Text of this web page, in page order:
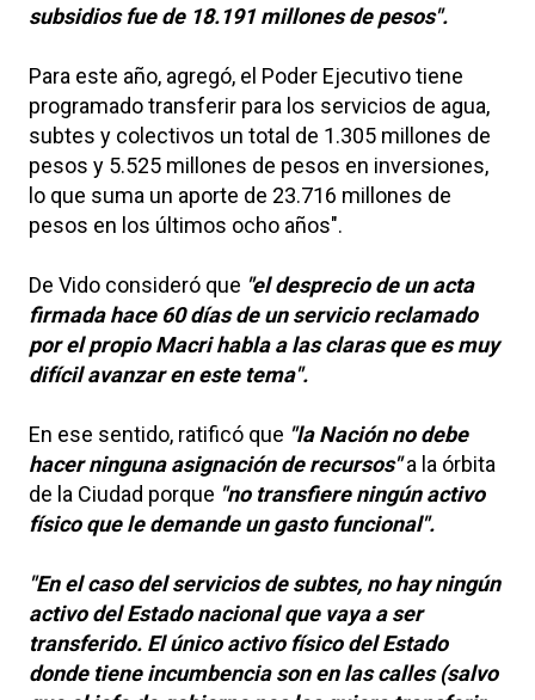
subsidios fue de 18.191 millones de pesos".
Para este año, agregó, el Poder Ejecutivo tiene
programado transferir para los servicios de agua,
subtes y colectivos un total de 1.305 millones de
pesos y 5.525 millones de pesos en inversiones,
lo que suma un aporte de 23.716 millones de
pesos en los últimos ocho años".
De Vido consideró que "el desprecio de un acta
firmada hace 60 días de un servicio reclamado
por el propio Macri habla a las claras que es muy
difícil avanzar en este tema".
En ese sentido, ratificó que "la Nación no debe
hacer ninguna asignación de recursos"a la órbita
de la Ciudad porque "no transfiere ningún activo
físico que le demande un gasto funcional".
"En el caso del servicios de subtes, no hay ningún
activo del Estado nacional que vaya a ser
transferido. El único activo físico del Estado
donde tiene incumbencia son en las calles (salvo